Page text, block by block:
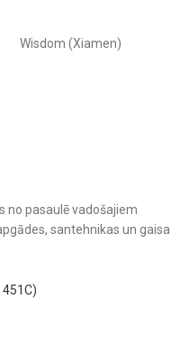
Wisdom (Xiamen)
no pasaulē vadošajiem
santehnikas un gaisa